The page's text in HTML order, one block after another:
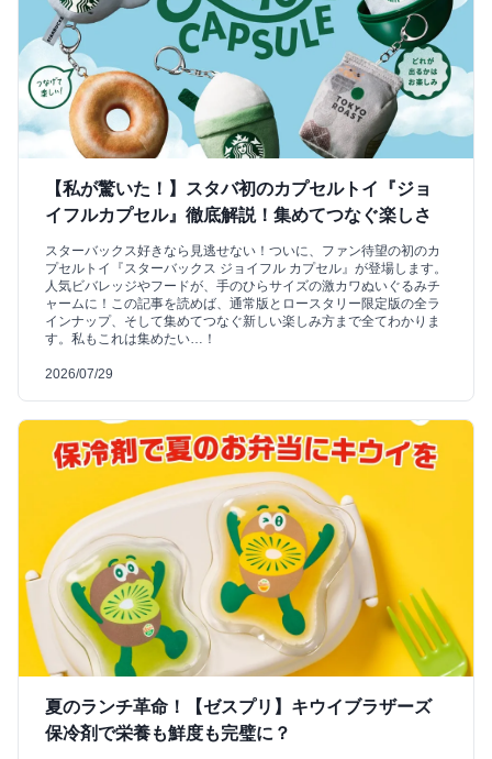
【私が驚いた！】スタバ初のカプセルトイ『ジョ
イフルカプセル』徹底解説！集めてつなぐ楽しさ
スターバックス好きなら見逃せない！ついに、ファン待望の初のカ
プセルトイ『スターバックス ジョイフル カプセル』が登場します。
人気ビバレッジやフードが、手のひらサイズの激カワぬいぐるみチ
ャームに！この記事を読めば、通常版とロースタリー限定版の全ラ
インナップ、そして集めてつなぐ新しい楽しみ方まで全てわかりま
す。私もこれは集めたい…！
2026/07/29
夏のランチ革命！【ゼスプリ】キウイブラザーズ
保冷剤で栄養も鮮度も完璧に？